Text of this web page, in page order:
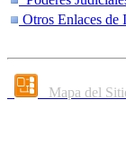
Otros Enlaces de
Mapa del